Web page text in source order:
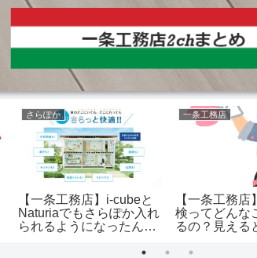
さらぽか
【一条工務店】i-cubeと
Naturiaでもさらぽか入れ
られるようになったんだ
一条工務店
【一条工務店
検ってどんな
るの？見える